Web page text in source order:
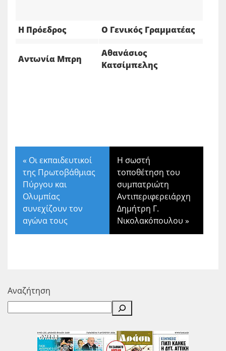
Η Πρόεδρος Ο Γενικός Γραμματέας
Αντωνία Μπρη
Αθανάσιος
Κατσίμπελης
« Οι εκπαιδευτικοί
της Πρωτοβάθμιας
Πύργου και
Ολυμπίας
συνεχίζουν τον
αγώνα τους
Η σωστή
τοποθέτηση του
συμπατριώτη
Αντιπεριφερειάρχη
Δημήτρη Γ.
Νικολακόπουλου »
Αναζήτηση